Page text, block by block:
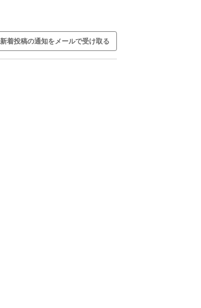
新着投稿の通知をメールで受け取る